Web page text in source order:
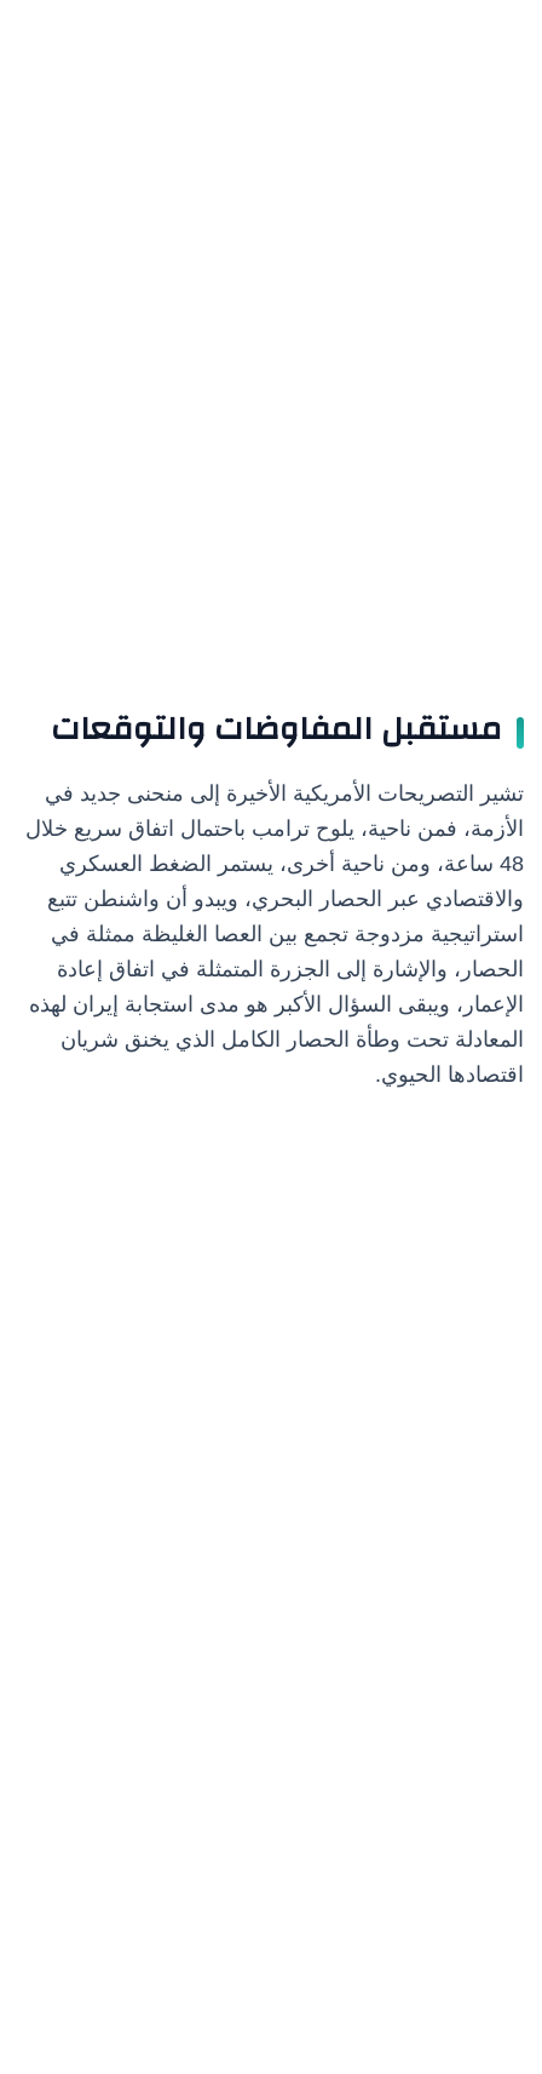
مستقبل المفاوضات والتوقعات
تشير التصريحات الأمريكية الأخيرة إلى منحنى جديد في
الأزمة، فمن ناحية، يلوح ترامب باحتمال اتفاق سريع خلال
48 ساعة، ومن ناحية أخرى، يستمر الضغط العسكري
والاقتصادي عبر الحصار البحري، ويبدو أن واشنطن تتبع
استراتيجية مزدوجة تجمع بين العصا الغليظة ممثلة في
الحصار، والإشارة إلى الجزرة المتمثلة في اتفاق إعادة
الإعمار، ويبقى السؤال الأكبر هو مدى استجابة إيران لهذه
المعادلة تحت وطأة الحصار الكامل الذي يخنق شريان
اقتصادها الحيوي.